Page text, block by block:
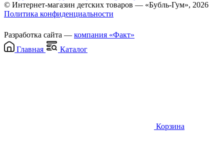
© Интернет-магазин детских товаров — «Бубль-Гум», 2026
Политика конфиденциальности
Разработка сайта — компания «Факт»
Главная
Каталог
Корзина